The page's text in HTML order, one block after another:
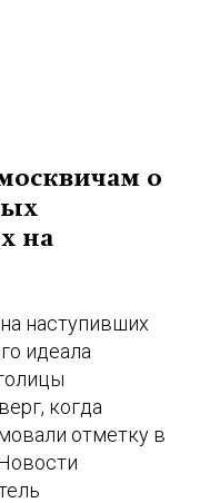
о
на
наступивших
идеала
когда
отметку в